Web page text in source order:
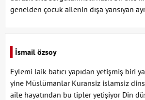
genelden çocuk ailenin dışa yansıyan
İsmail özsoy
Eylemi laik batıcı yapıdan yetişmiş biri
yine Müslümanlar Kuransiz islamsiz
aile hayatından bu tipler yetişiyor Din